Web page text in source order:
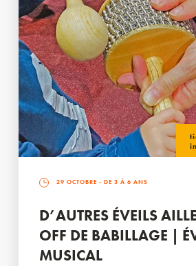
29 OCTOBRE - DE 3 À 6 ANS
D’AUTRES ÉVEILS
OFF DE BABILLAGE |
MUSICAL